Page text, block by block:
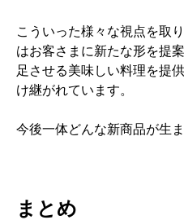
こういった様々な視点を取
はお客さまに新たな形を提
足させる美味しい料理を提
け継がれています。
今後一体どんな新商品が生
まとめ